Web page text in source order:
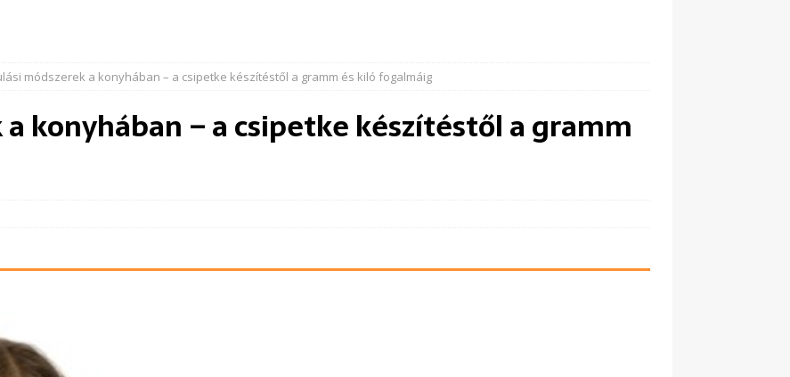
módszerek a konyhában – a csipetke készítéstől a gramm és kiló fogalmáig
konyhában – a csipetke készítéstől a gramm